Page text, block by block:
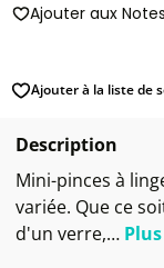
Ajouter aux Notes
Ajouter à la liste de
Description
Mini-pinces à
variée. Que ce
d'un verre,… Plus